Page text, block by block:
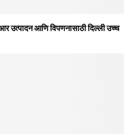
उत्पादन आणि विपणनासाठी दिल्ली उच्च